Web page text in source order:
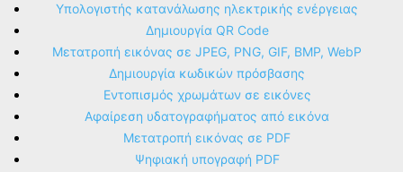
Υπολογιστής κατανάλωσης ηλεκτρικής ενέργειας
Δημιουργία QR Code
Μετατροπή εικόνας σε JPEG, PNG, GIF, BMP, WebP
Δημιουργία κωδικών πρόσβασης
Εντοπισμός χρωμάτων σε εικόνες
Αφαίρεση υδατογραφήματος από εικόνα
Μετατροπή εικόνας σε PDF
Ψηφιακή υπογραφή PDF